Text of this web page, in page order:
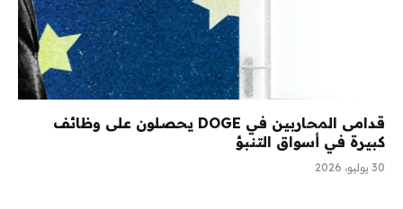
قدامى المحاربين في DOGE يحصلون على وظائف
كبيرة في أسواق التنبؤ
30 يوليو، 2026